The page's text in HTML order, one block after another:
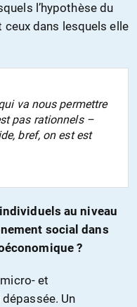
l’hypothèse du
dans lesquels elle
va nous permettre
pas rationnels –
bref, on est est
au niveau
social dans
?
et
Un